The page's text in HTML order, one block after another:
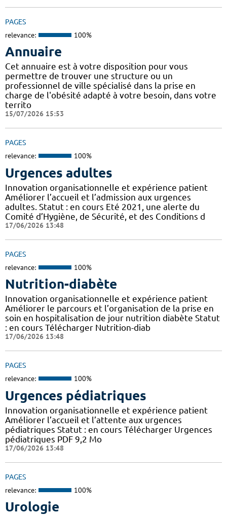
PAGES
relevance: 100%
Annuaire
Cet annuaire est à votre disposition pour vous
permettre de trouver une structure ou un
professionnel de ville spécialisé dans la prise en
charge de l'obésité adapté à votre besoin, dans votre
territo
15/07/2026 15:53
PAGES
relevance: 100%
Urgences adultes
Innovation organisationnelle et expérience patient
Améliorer l’accueil et l’admission aux urgences
adultes. Statut : en cours Eté 2021, une alerte du
Comité d’Hygiène, de Sécurité, et des Conditions d
17/06/2026 13:48
PAGES
relevance: 100%
Nutrition-diabète
Innovation organisationnelle et expérience patient
Améliorer le parcours et l’organisation de la prise en
soin en hospitalisation de jour nutrition diabète Statut
: en cours Télécharger Nutrition-diab
17/06/2026 13:48
PAGES
relevance: 100%
Urgences pédiatriques
Innovation organisationnelle et expérience patient
Améliorer l’accueil et l’attente aux urgences
pédiatriques Statut : en cours Télécharger Urgences
pédiatriques PDF 9,2 Mo
17/06/2026 13:48
PAGES
relevance: 100%
Urologie